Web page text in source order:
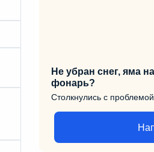
Не убран снег, яма
фонарь?
Столкнулись с